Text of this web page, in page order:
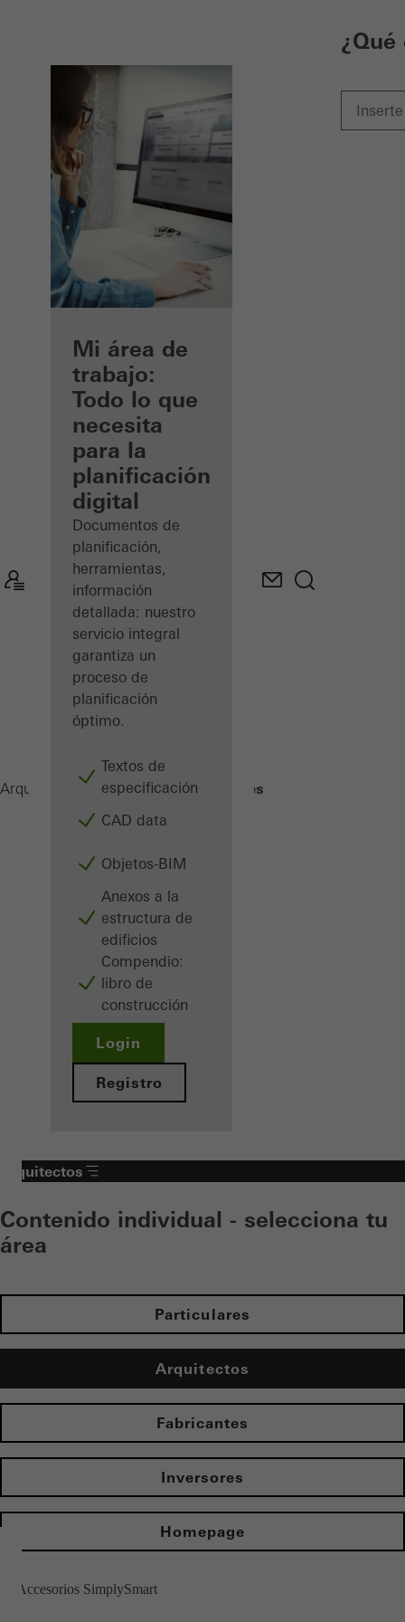
Beneficios
como
arquitecto
registrado
Descubre
mi área
de
trabajo
Mi área de
trabajo:
Todo lo que
necesita
para la
planificación
digital
Documentos de
planificación,
herramientas,
información
detallada: nuestro
servicio integral
garantiza un
proceso de
planificación
óptimo.
Textos de
especificación
CAD data
Objetos-BIM
Anexos a la
estructura de
edificios
Compendio:
libro de
construcción
Login
Registro
Arquitectos ProductosVentanas Herrajes
Arquitectos
Contenido individual - selecciona tu
área
Particulares
Arquitectos
Fabricantes
Inversores
Homepage
Accesorios SimplySmart